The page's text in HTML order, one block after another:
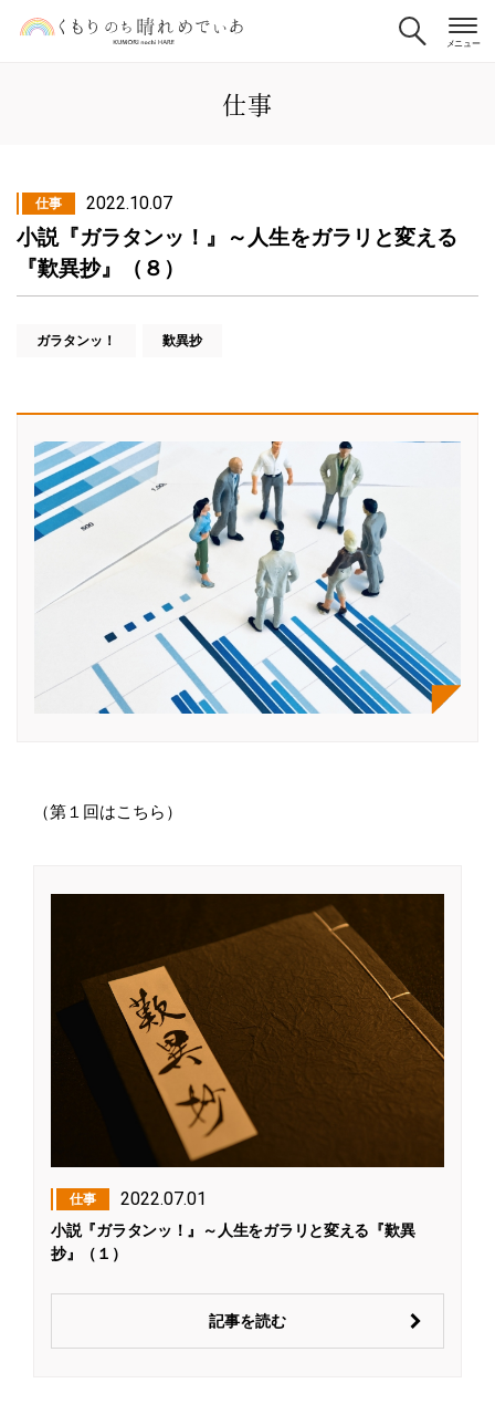
仕事
仕事 2022.10.07
小説『ガラタンッ！』～人生をガラリと変える
『歎異抄』（８）
ガラタンッ！ 歎異抄
（第１回はこちら）
仕事 2022.07.01
小説『ガラタンッ！』～人生をガラリと変える『歎異
抄』（１）
記事を読む